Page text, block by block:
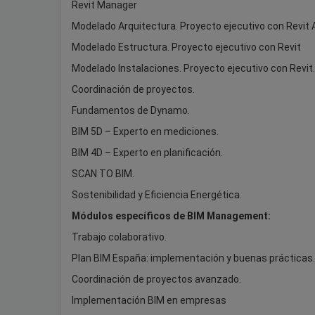
Revit Manager
Modelado Arquitectura. Proyecto ejecutivo con Revit
Modelado Estructura. Proyecto ejecutivo con Revit
Modelado Instalaciones. Proyecto ejecutivo con Revit.
Coordinación de proyectos.
Fundamentos de Dynamo.
BIM 5D – Experto en mediciones.
BIM 4D – Experto en planificación.
SCAN TO BIM.
Sostenibilidad y Eficiencia Energética.
Módulos específicos de BIM Management:
Trabajo colaborativo.
Plan BIM España: implementación y buenas prácticas.
Coordinación de proyectos avanzado.
Implementación BIM en empresas